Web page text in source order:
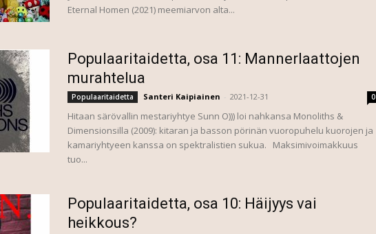
Eternal Homen (2021) meemiarvon alta...
Populaaritaidetta, osa 11: Mannerlaattojen
murahtelua
Populaaritaidetta Santeri Kaipiainen - 2021-12-31 0
Hitaan särövallin mestariyhtye Sunn O))) loi nahkansa Monoliths &
Dimensionsilla (2009): kitaran ja basson pörinän vuoropuhelu kuorojen ja
kamariyhtyeen kanssa on spektralistien sukua. Maksimivoimakkuus
tuo...
Populaaritaidetta, osa 10: Häijyys vai
heikkous?